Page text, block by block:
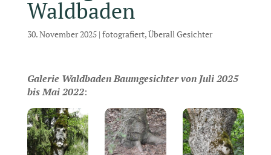
Waldbaden
30. November 2025| fotografiert,Überall Gesichter
Galerie Waldbaden Baumgesichter von Juli 2025
bis Mai 2022: